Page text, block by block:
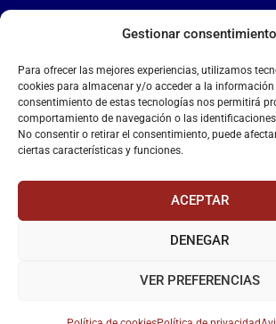
Gestionar consentimiento
Para ofrecer las mejores experiencias, utilizamos
cookies para almacenar y/o acceder a la
consentimiento de estas tecnologías nos permitirá
comportamiento de navegación o las
No consentir o retirar el consentimiento, puede
ciertas características y funciones.
ACEPTAR
DENEGAR
VER PREFERENCIAS
LA FALANGE
Reproductor
de
vídeo